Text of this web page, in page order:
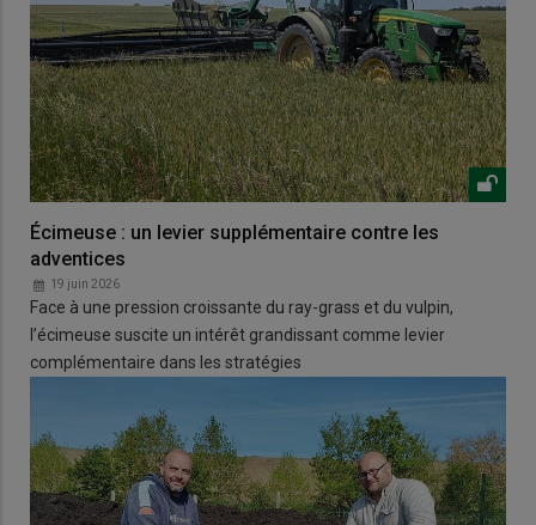
Écimeuse : un levier supplémentaire contre les
adventices
19 juin 2026
Face à une pression croissante du ray-grass et du vulpin,
l’écimeuse suscite un intérêt grandissant comme levier
complémentaire dans les stratégies